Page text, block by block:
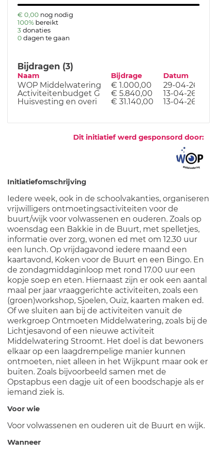
€ 0,00 nog nodig
100% bereikt
3 donaties
0 dagen te gaan
Bijdragen (3)
Naam Bijdrage Datum
WOP Middelwatering € 1.000,00
29-04-26
Activiteitenbudget G
€ 5.840,00
13-04-26
Huisvesting en overi
€ 31.140,00 13-04-26
Dit initiatief werd gesponsord door:
Initiatiefomschrijving
Iedere week, ook in de schoolvakanties, organiseren
vrijwilligers ontmoetingsactiviteiten voor de
buurt/wijk voor volwassenen en ouderen. Zoals op
woensdag een Bakkie in de Buurt, met spelletjes,
informatie over zorg, wonen ed met om 12.30 uur
een lunch. Op vrijdagavond iedere maand een
kaartavond, Koken voor de Buurt en een Bingo. En
de zondagmiddaginloop met rond 17.00 uur een
kopje soep en eten. Hiernaast zijn er ook een aantal
maal per jaar vraaggerichte activiteiten, zoals een
(groen)workshop, Sjoelen, Ouiz, kaarten maken ed.
Of we sluiten aan bij de activiteiten vanuit de
werkgroep Ontmoeten Middelwatering, zoals bij de
Lichtjesavond of een nieuwe activiteit
Middelwatering Stroomt. Het doel is dat bewoners
elkaar op een laagdrempelige manier kunnen
ontmoeten, niet alleen in het Wijkpunt maar ook er
buiten. Zoals bijvoorbeeld samen met de
Opstapbus een dagje uit of een boodschapje als er
iemand ziek is.
Voor wie
Voor volwassenen en ouderen uit de Buurt en wijk.
Wanneer